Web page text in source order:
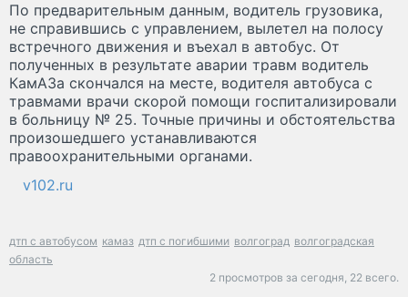
По предварительным данным, водитель грузовика,
не справившись с управлением, вылетел на полосу
встречного движения и въехал в автобус. От
полученных в результате аварии травм водитель
КамАЗа скончался на месте, водителя автобуса с
травмами врачи скорой помощи госпитализировали
в больницу № 25. Точные причины и обстоятельства
произошедшего устанавливаются
правоохранительными органами.
v102.ru
дтп с автобусом камаз дтп с погибшими волгоград волгоградская
область
2 просмотров за сегодня, 22 всего.